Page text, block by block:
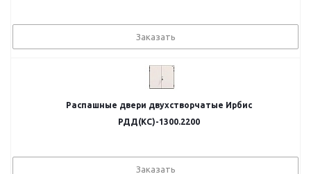
Заказать
Распашные двери двухстворчатые Ирбис
РДД(КС)-1300.2200
Заказать